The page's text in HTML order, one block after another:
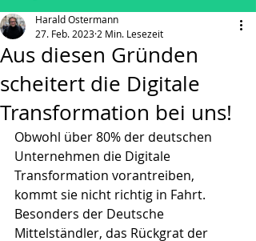
Aus diesen Gründen
scheitert die Digitale
Transformation bei uns!
Harald Ostermann
27. Feb. 2023 2 Min. Lesezeit
Obwohl über 80% der deutschen
Unternehmen die Digitale
Transformation vorantreiben,
kommt sie nicht richtig in Fahrt.
Besonders der Deutsche
Mittelständler, das Rückgrat der